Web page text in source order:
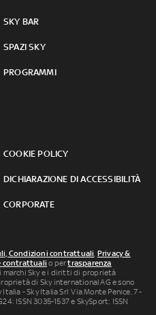
SKY BAR
SPAZI SKY
PROGRAMMI
COOKIE POLICY
DICHIARAZIONE DI ACCESSIBILITÀ
CORPORATE
Condizioni contrattuali Privacy &
contrattuali o pertrasparenza
marchi Sky e i diritti di proprietà
di Sky international AG e sono
- Sky Italia Srl Via Monte Penice, 7 -
ISSN 3035-1537 e SkySport: ISSN